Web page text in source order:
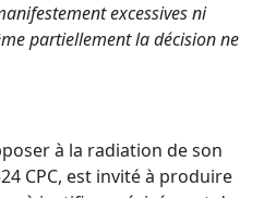
excessives ni
partiellement la décision ne
à la radiation de son
CPC, est invité à produire